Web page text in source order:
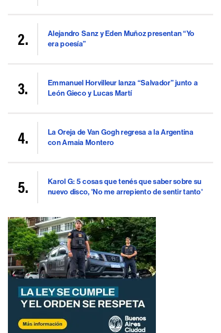
Alejandro Sanz y Eden Muñoz presentan “Yo
era poesía”
Emmanuel Horvilleur lanza “Salvador” junto a
León Gieco y Lucas Martí
La Oreja de Van Gogh regresa a la Argentina
con Amaia Montero
Karol G: 5 cosas que tenés que saber sobre su
nuevo disco, 'No me arrepiento de sentir tanto'